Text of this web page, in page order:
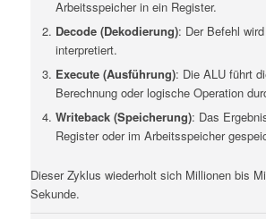
Arbeitsspeicher in ein Register.
Decode (Dekodierung): Der Befehl
interpretiert.
Execute (Ausführung): Die ALU führt
Berechnung oder logische Operation
Writeback (Speicherung): Das
Register oder im Arbeitsspeicher
Dieser Zyklus wiederholt sich Millionen bis
Sekunde.